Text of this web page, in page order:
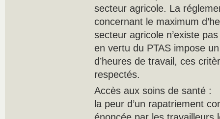
secteur agricole. La
concernant le maximum
secteur agricole n’existe
en vertu du PTAS impose
d’heures de travail, ces
respectés.
Accès aux soins de santé :
la peur d’un rapatriement